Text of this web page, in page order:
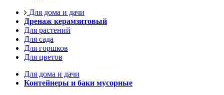
Для дома и дачи
Дренаж керамзитовый
Для растений
Для сада
Для горшков
Для цветов
Для дома и дачи
Контейнеры и баки мусорные